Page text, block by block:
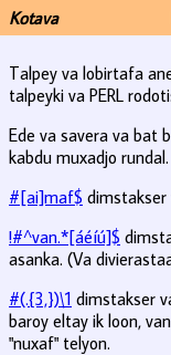
Kotava
Talpey va lobirtafa
talpeyki va PERL
Ede va savera va bat
kabdu muxadjo
#[ai]maf$
!#^van.*[áéíú]$
asanka. (Va
#(.{3,})\1 dimstakser
baroy eltay ik loon,
"nuxaf" telyon.